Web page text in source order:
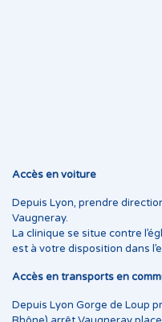
Accès en voiture
Depuis Lyon, prendre
Vaugneray.
La clinique se situe contre
est à votre disposition dans
Accès en transports en
Depuis Lyon Gorge de Loup